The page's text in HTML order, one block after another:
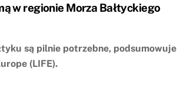
w regionie Morza Bałtyckiego
są pilnie potrzebne, podsumowuje
(LIFE).